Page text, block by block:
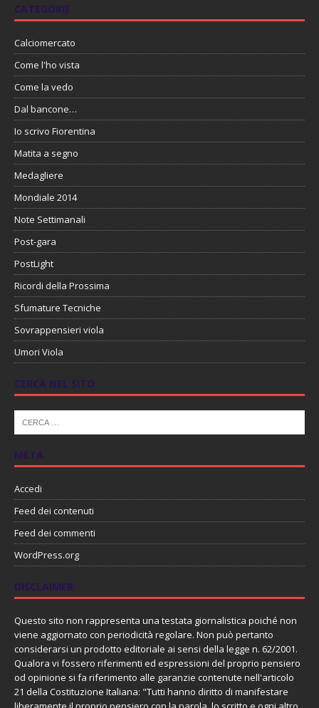
CATEGORIE
Calciomercato
Come l'ho vista
Come la vedo
Dal bancone…
Io scrivo Fiorentina
Matita a segno
Medagliere
Mondiale 2014
Note Settimanali
Post-gara
PostLight
Ricordi della Prossima
Sfumature Tecniche
Sovrappensieri viola
Umori Viola
CERCA NEL SITO
META
Accedi
Feed dei contenuti
Feed dei commenti
WordPress.org
DISCLAIMER
Questo sito non rappresenta una testata giornalistica poiché non
viene aggiornato con periodicità regolare. Non può pertanto
considerarsi un prodotto editoriale ai sensi della legge n. 62/2001.
Qualora vi fossero riferimenti ed espressioni del proprio pensiero
od opinione si fa riferimento alle garanzie contenute nell'articolo
21 della Costituzione Italiana: "Tutti hanno diritto di manifestare